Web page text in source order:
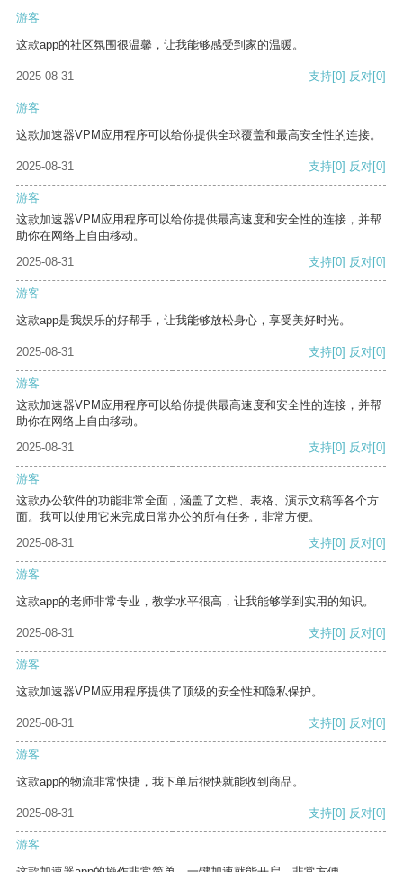
游客
这款app的社区氛围很温馨，让我能够感受到家的温暖。
2025-08-31 支持[0] 反对[0]
游客
这款加速器VPM应用程序可以给你提供全球覆盖和最高安全性的连接。
2025-08-31 支持[0] 反对[0]
游客
这款加速器VPM应用程序可以给你提供最高速度和安全性的连接，并帮
助你在网络上自由移动。
2025-08-31
支持[0] 反对[0]
游客
这款app是我娱乐的好帮手，让我能够放松身心，享受美好时光。
2025-08-31 支持[0] 反对[0]
游客
这款加速器VPM应用程序可以给你提供最高速度和安全性的连接，并帮
助你在网络上自由移动。
2025-08-31
支持[0] 反对[0]
游客
这款办公软件的功能非常全面，涵盖了文档、表格、演示文稿等各个方
面。我可以使用它来完成日常办公的所有任务，非常方便。
2025-08-31
支持[0] 反对[0]
游客
这款app的老师非常专业，教学水平很高，让我能够学到实用的知识。
2025-08-31 支持[0] 反对[0]
游客
这款加速器VPM应用程序提供了顶级的安全性和隐私保护。
2025-08-31 支持[0] 反对[0]
游客
这款app的物流非常快捷，我下单后很快就能收到商品。
2025-08-31 支持[0] 反对[0]
游客